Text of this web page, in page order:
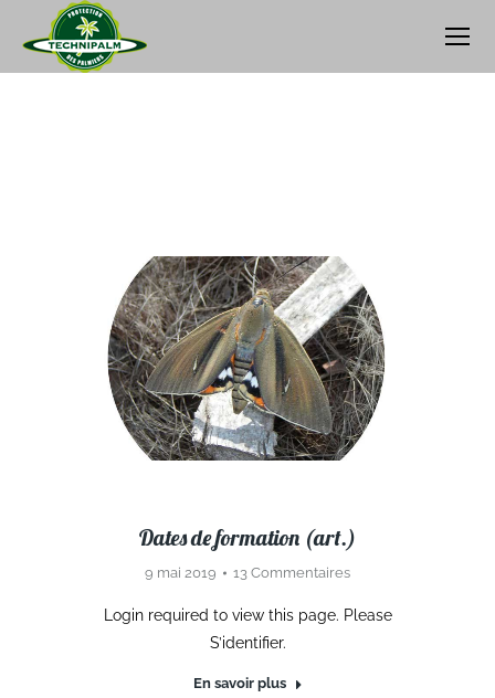
Dates de formation (art.)
9 mai 2019 13 Commentaires
Login required to view this page. Please
S’identifier.
En savoir plus